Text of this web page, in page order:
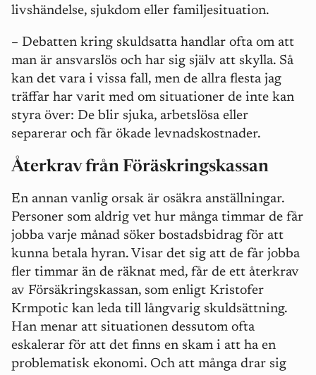
livshändelse, sjukdom eller familjesituation.
– Debatten kring skuldsatta handlar ofta om att
man är ansvarslös och har sig själv att skylla. Så
kan det vara i vissa fall, men de allra flesta jag
träffar har varit med om situationer de inte kan
styra över: De blir sjuka, arbetslösa eller
separerar och får ökade levnadskostnader.
Återkrav från Föräskringskassan
En annan vanlig orsak är osäkra anställningar.
Personer som aldrig vet hur många timmar de får
jobba varje månad söker bostadsbidrag för att
kunna betala hyran. Visar det sig att de får jobba
fler timmar än de räknat med, får de ett återkrav
av Försäkringskassan, som enligt Kristofer
Krmpotic kan leda till långvarig skuldsättning.
Han menar att situationen dessutom ofta
eskalerar för att det finns en skam i att ha en
problematisk ekonomi. Och att många drar sig